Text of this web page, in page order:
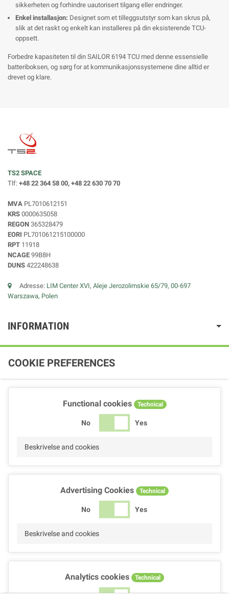
sikkerheten og forhindre uautorisert tilgang eller endringer.
Enkel installasjon: Designet som et tilleggsutstyr som kan skrus på,
slik at det raskt og enkelt kan installeres på din eksisterende TCU-
oppsett.
Forbedre kapasiteten til din SAILOR 6194 TCU med denne essensielle
batteriboksen, og sørg for at kommunikasjonssystemene dine alltid er
drevet og klare.
TS2 SPACE
Tlf: +48 22 364 58 00, +48 22 630 70 70
MVA PL7010612151
KRS 0000635058
REGON 365328479
EORI PL701061215100000
RPT 11918
NCAGE 99B8H
DUNS 422248638
Adresse: LIM Center XVI, Aleje Jerozolimskie 65/79, 00-697
Warszawa, Polen
INFORMATION
COOKIE PREFERENCES
Functional cookies Technical
No Yes
Beskrivelse and cookies
Advertising Cookies Technical
No Yes
Beskrivelse and cookies
Analytics cookies Technical